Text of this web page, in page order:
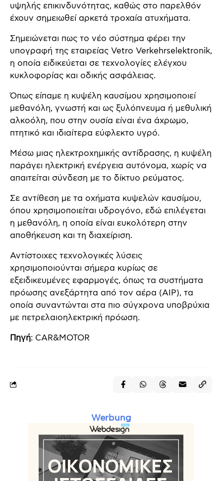
υψηλής επικινδυνότητας, καθώς στο παρελθόν
έχουν σημειωθεί αρκετά τροχαία ατυχήματα.
Σημειώνεται πως το νέο σύστημα φέρει την
υπογραφή της εταιρείας Vetro Verkehrselektronik,
η οποία ειδικεύεται σε τεχνολογίες ελέγχου
κυκλοφορίας και οδικής ασφάλειας.
Όπως είπαμε η κυψέλη καυσίμου χρησιμοποιεί
μεθανόλη, γνωστή και ως ξυλόπνευμα ή μεθυλική
αλκοόλη, που στην ουσία είναι ένα άχρωμο,
πτητικό και ιδιαίτερα εύφλεκτο υγρό.
Μέσω μιας ηλεκτροχημικής αντίδρασης, η κυψέλη
παράγει ηλεκτρική ενέργεια αυτόνομα, χωρίς να
απαιτείται σύνδεση με το δίκτυο ρεύματος.
Σε αντίθεση με τα οχήματα κυψελών καυσίμου,
όπου χρησιμοποιείται υδρογόνο, εδώ επιλέγεται
η μεθανόλη, η οποία είναι ευκολότερη στην
αποθήκευση και τη διαχείριση.
Αντίστοιχες τεχνολογικές λύσεις
χρησιμοποιούνται σήμερα κυρίως σε
εξειδικευμένες εφαρμογές, όπως τα συστήματα
πρόωσης ανεξάρτητα από τον αέρα (AIP), τα
οποία συναντώνται στα πιο σύγχρονα υποβρύχια
με πετρελαιοηλεκτρική πρόωση.
Πηγή: CAR&MOTOR
Werbung